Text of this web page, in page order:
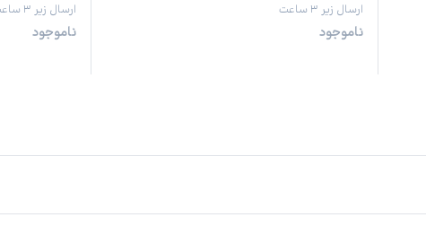
ارسال زیر ۳ ساعت
ناموجود
ارسال زیر ۳ ساعت
ناموجود